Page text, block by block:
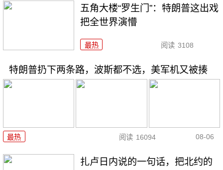
五角大楼“罗生门”：特朗普这出戏
把全世界演懵
最热 阅读 3108
特朗普扔下两条路，波斯都不选，美军机又被揍
最热 阅读 16094 08-06
扎卢日内说的一句话，把北约的